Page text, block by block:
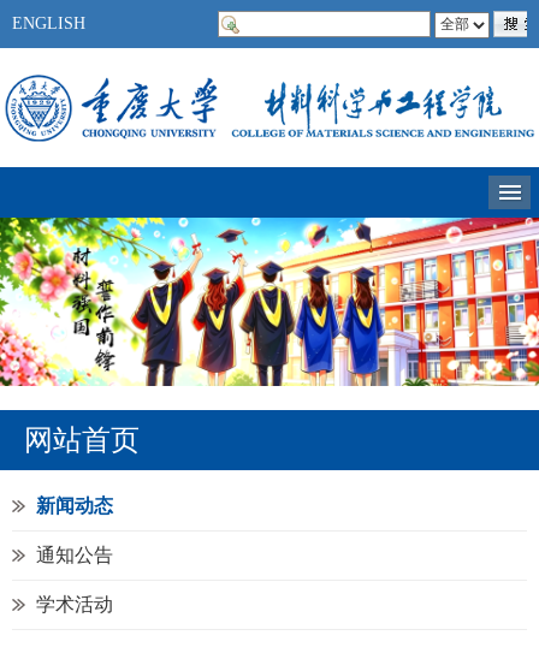
ENGLISH
网站首页
新闻动态
通知公告
学术活动